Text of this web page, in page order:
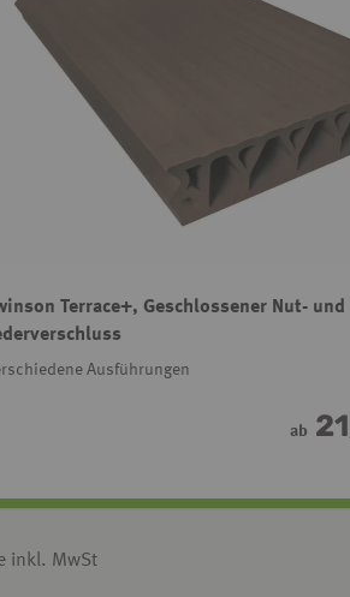
Terrace+, Geschlossener Nut- und
Ausführungen
ab
inkl. MwSt